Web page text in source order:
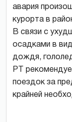
авария
курорта в
В связи с
осадками в
дождя,
РТ
поездок за
крайней